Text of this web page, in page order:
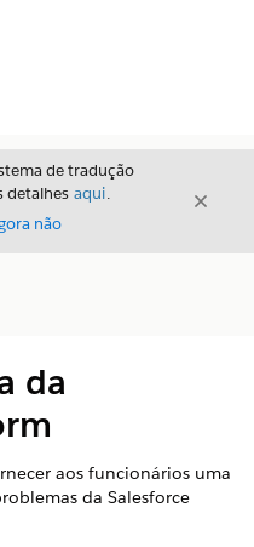
de tradução
detalhes aqui.
não
Fechar
da
aos funcionários uma
da Salesforce